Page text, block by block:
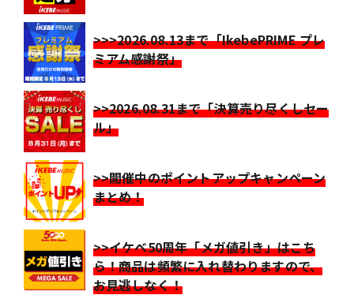
>>>2026.08.13まで「IkebePRIME プレ
ミアム感謝祭」
>>2026.08.31まで「決算売り尽くしセー
ル」
>>開催中のポイントアップキャンペーン
まとめ！
>>イケベ50周年「メガ値引き」はこち
ら！商品は頻繁に入れ替わりますので、
お見逃しなく！